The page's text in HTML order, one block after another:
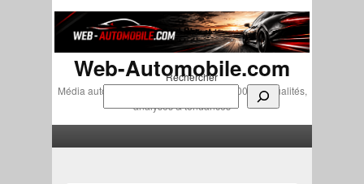
Rechercher
Web-Automobile.com
Média automobile indépendant depuis 2007 • Actualités,
analyses & tendances